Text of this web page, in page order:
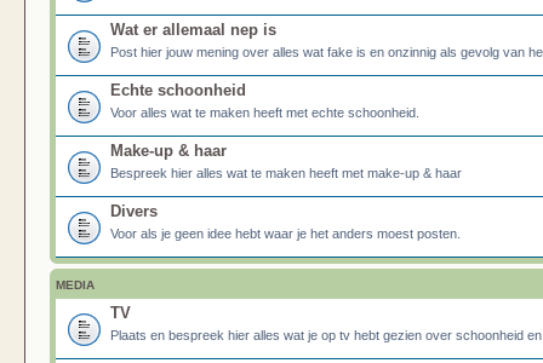
Wat er allemaal nep is
Post hier jouw mening over alles wat fake is en onzinnig als gevolg van
Echte schoonheid
Voor alles wat te maken heeft met echte schoonheid.
Make-up & haar
Bespreek hier alles wat te maken heeft met make-up & haar
Divers
Voor als je geen idee hebt waar je het anders moest posten.
MEDIA
TV
Plaats en bespreek hier alles wat je op tv hebt gezien over schoonheid